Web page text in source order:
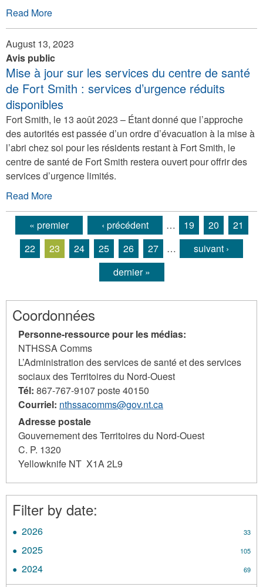
Read More
August 13, 2023
Avis public
Mise à jour sur les services du centre de santé
de Fort Smith : services d’urgence réduits
disponibles
Fort Smith, le 13 août 2023 – Étant donné que l’approche
des autorités est passée d’un ordre d’évacuation à la mise à
l’abri chez soi pour les résidents restant à Fort Smith, le
centre de santé de Fort Smith restera ouvert pour offrir des
services d’urgence limités.
Read More
Pages
« premier ‹ précédent … 19 20
21
22
23 24 25 26 27 …
suivant ›
dernier »
Coordonnées
Personne-ressource pour les médias:
NTHSSA Comms
L’Administration des services de santé et des services
sociaux des Territoires du Nord-Ouest
Tél: 867-767-9107 poste 40150
Courriel: nthssacomms@gov.nt.ca
Adresse postale
Gouvernement des Territoires du Nord-Ouest
C. P. 1320
Yellowknife NT X1A 2L9
Filter by date:
2026 33
2025 105
2024 69